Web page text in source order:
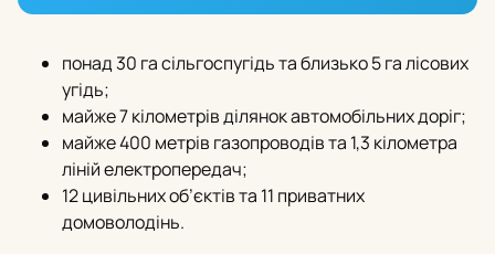
понад 30 га сільгоспугідь та близько 5 га лісових
угідь;
майже 7 кілометрів ділянок автомобільних доріг;
майже 400 метрів газопроводів та 1,3 кілометра
ліній електропередач;
12 цивільних об’єктів та 11 приватних
домоволодінь.